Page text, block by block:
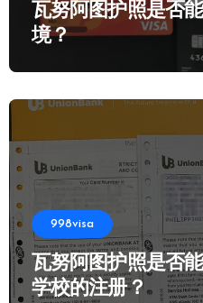
瓦努阿图护照是否
境？
998visa
瓦努阿图护照是否
学校的注册？